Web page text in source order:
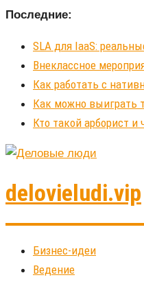
Последние:
SLA для IaaS:
Внеклассное
Как работать с
Как можно выиграть
Кто такой арборист и
delovieludi.vip
Бизнес-идеи
Ведение